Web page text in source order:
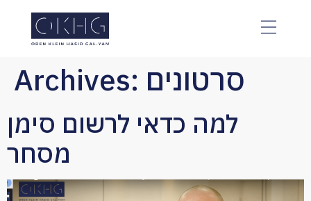
beginning
web
page,
move
main
Archives: סרטונים
למה כדאי לרשום סימן
מסחר